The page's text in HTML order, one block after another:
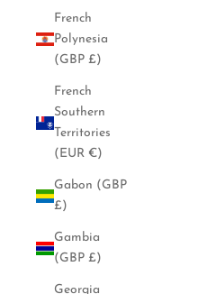
French
Polynesia
(GBP £)
French
Southern
Territories
(EUR €)
Gabon (GBP
£)
Gambia
(GBP £)
Georgia